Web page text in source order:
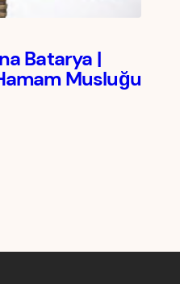
Batarya |
Musluğu